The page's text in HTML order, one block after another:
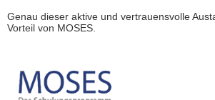
Genau dieser aktive und vertrauensvolle
Vorteil von MOSES.